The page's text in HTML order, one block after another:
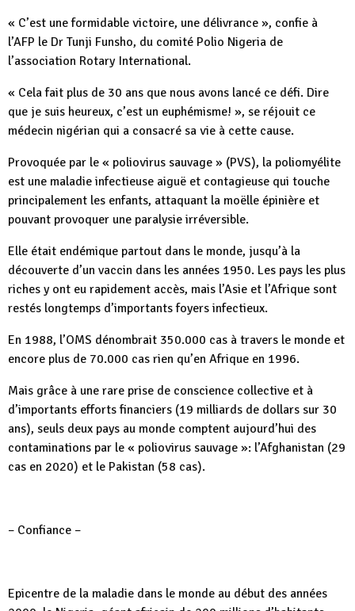
« C’est une formidable victoire, une délivrance », confie à
l’AFP le Dr Tunji Funsho, du comité Polio Nigeria de
l’association Rotary International.
« Cela fait plus de 30 ans que nous avons lancé ce défi. Dire
que je suis heureux, c’est un euphémisme! », se réjouit ce
médecin nigérian qui a consacré sa vie à cette cause.
Provoquée par le « poliovirus sauvage » (PVS), la poliomyélite
est une maladie infectieuse aiguë et contagieuse qui touche
principalement les enfants, attaquant la moëlle épinière et
pouvant provoquer une paralysie irréversible.
Elle était endémique partout dans le monde, jusqu’à la
découverte d’un vaccin dans les années 1950. Les pays les plus
riches y ont eu rapidement accès, mais l’Asie et l’Afrique sont
restés longtemps d’importants foyers infectieux.
En 1988, l’OMS dénombrait 350.000 cas à travers le monde et
encore plus de 70.000 cas rien qu’en Afrique en 1996.
Mais grâce à une rare prise de conscience collective et à
d’importants efforts financiers (19 milliards de dollars sur 30
ans), seuls deux pays au monde comptent aujourd’hui des
contaminations par le « poliovirus sauvage »: l’Afghanistan (29
cas en 2020) et le Pakistan (58 cas).
– Confiance –
Epicentre de la maladie dans le monde au début des années